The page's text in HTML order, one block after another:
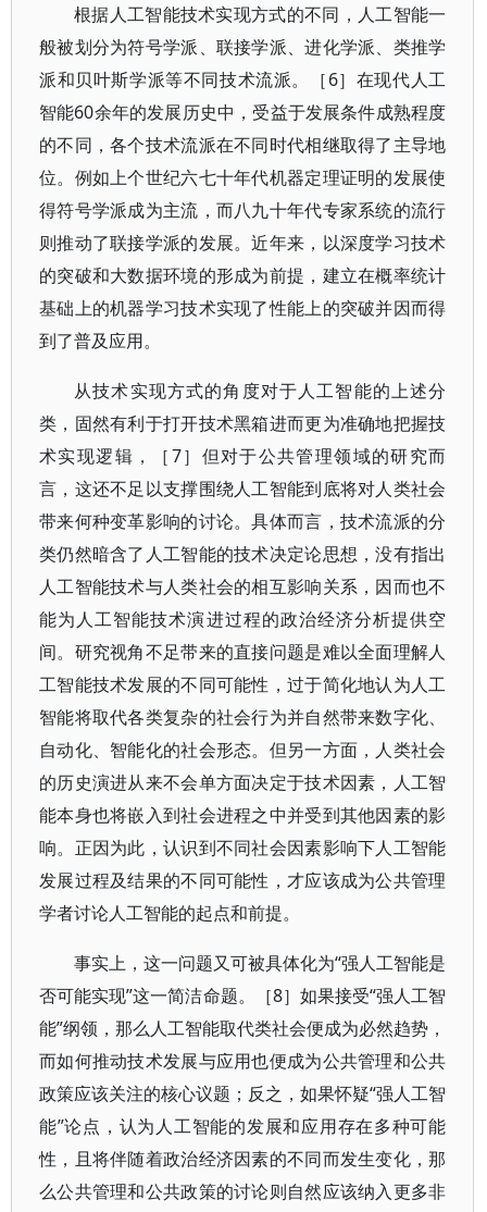
根据人工智能技术实现方式的不同，人工智能一
般被划分为符号学派、联接学派、进化学派、类推学
派和贝叶斯学派等不同技术流派。［6］在现代人工
智能60余年的发展历史中，受益于发展条件成熟程度
的不同，各个技术流派在不同时代相继取得了主导地
位。例如上个世纪六七十年代机器定理证明的发展使
得符号学派成为主流，而八九十年代专家系统的流行
则推动了联接学派的发展。近年来，以深度学习技术
的突破和大数据环境的形成为前提，建立在概率统计
基础上的机器学习技术实现了性能上的突破并因而得
到了普及应用。
从技术实现方式的角度对于人工智能的上述分
类，固然有利于打开技术黑箱进而更为准确地把握技
术实现逻辑，［7］但对于公共管理领域的研究而
言，这还不足以支撑围绕人工智能到底将对人类社会
带来何种变革影响的讨论。具体而言，技术流派的分
类仍然暗含了人工智能的技术决定论思想，没有指出
人工智能技术与人类社会的相互影响关系，因而也不
能为人工智能技术演进过程的政治经济分析提供空
间。研究视角不足带来的直接问题是难以全面理解人
工智能技术发展的不同可能性，过于简化地认为人工
智能将取代各类复杂的社会行为并自然带来数字化、
自动化、智能化的社会形态。但另一方面，人类社会
的历史演进从来不会单方面决定于技术因素，人工智
能本身也将嵌入到社会进程之中并受到其他因素的影
响。正因为此，认识到不同社会因素影响下人工智能
发展过程及结果的不同可能性，才应该成为公共管理
学者讨论人工智能的起点和前提。
事实上，这一问题又可被具体化为“强人工智能是
否可能实现”这一简洁命题。［8］如果接受“强人工智
能”纲领，那么人工智能取代类社会便成为必然趋势，
而如何推动技术发展与应用也便成为公共管理和公共
政策应该关注的核心议题；反之，如果怀疑“强人工智
能”论点，认为人工智能的发展和应用存在多种可能
性，且将伴随着政治经济因素的不同而发生变化，那
么公共管理和公共政策的讨论则自然应该纳入更多非